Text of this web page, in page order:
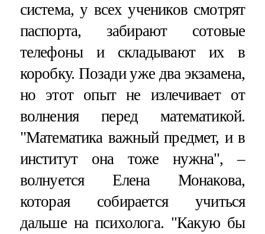
система, у всех учеников смотрят
паспорта, забирают сотовые
телефоны и складывают их в
коробку. Позади уже два экзамена,
но этот опыт не излечивает от
волнения перед математикой.
"Математика важный предмет, и в
институт она тоже нужна", –
волнуется Елена Монакова,
которая собирается учиться
дальше на психолога. "Какую бы